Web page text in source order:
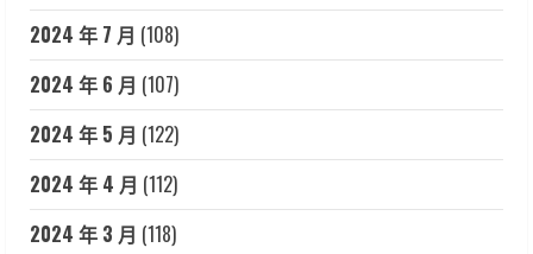
2024 年 7 月 (108)
2024 年 6 月 (107)
2024 年 5 月 (122)
2024 年 4 月 (112)
2024 年 3 月 (118)